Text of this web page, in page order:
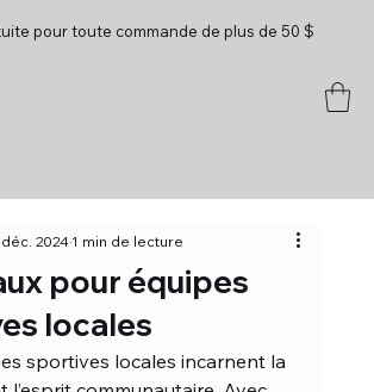
pour toute commande de plus de 50 $
pour équipes
locales
20241 min de lecture
sportives locales incarnent la